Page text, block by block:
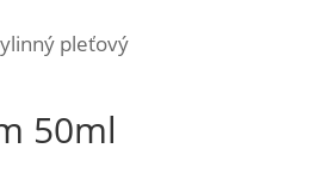
pleťový
50ml